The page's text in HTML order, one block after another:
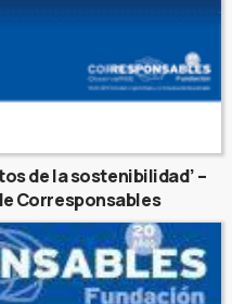
de la sostenibilidad’ –
Corresponsables